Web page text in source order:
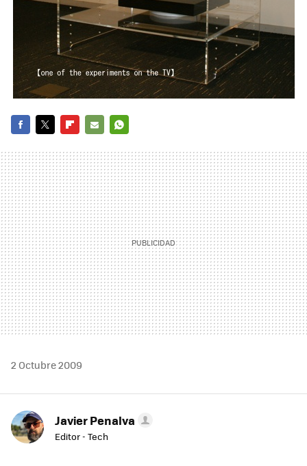
MAIL
2 Octubre 2009
Javier Penalva
Editor - Tech